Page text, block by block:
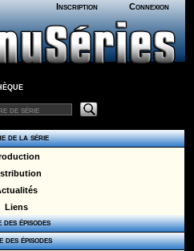
Inscription Connexion
de la série
Liens
épisodes
épisodes